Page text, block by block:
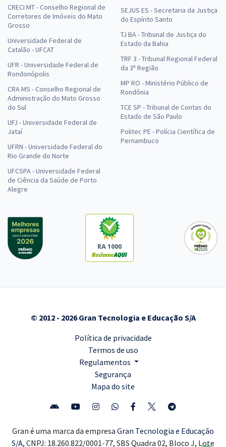
CRECI MT - Conselho Regional de
Corretores de Imóveis do Mato
Grosso
Universidade Federal de
Catalão - UFCAT
UFR - Universidade Federal de
Rondonópolis
CRA MS - Conselho Regional de
Administração do Mato Grosso
do Sul
UFJ - Universidade Federal de
Jataí
UFRN - Universidade Federal do
Rio Grande do Norte
UFCSPA - Universidade Federal
de Ciência da Saúde de Porto
Alegre
SEJUS ES - Secretaria da Justiça
do Espírito Santo
TJ BA - Tribunal de Justiça do
Estado da Bahia
TRF 3 - Tribunal Regional Federal
da 3ª Região
MP RO - Ministério Público de
Rondônia
TCE SP - Tribunal de Contas do
Estado de São Paulo
Politec PE - Polícia Científica de
Pernambuco
RA 1000
© 2012 - 2026 Gran Tecnologia e Educação S/A
Política de privacidade
Termos de uso
Regulamentos
Segurança
Mapa do site
Gran é uma marca da empresa Gran Tecnologia e Educação
S/A, CNPJ: 18.260.822/0001-77, SBS Quadra 02, Bloco J, Lote